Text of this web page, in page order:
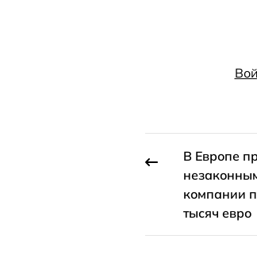
В Европе
компании
тысяч евро